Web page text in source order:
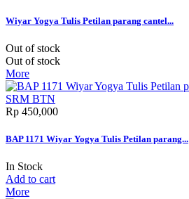
Wiyar Yogya Tulis Petilan parang cantel...
Out of stock
Out of stock
More
Rp‎ 450,000
BAP 1171 Wiyar Yogya Tulis Petilan parang...
In Stock
Add to cart
More